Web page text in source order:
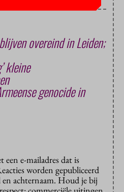
overeind in Leiden;
kleine
genocide in
een e-mailadres dat is
worden gepubliceerd
achternaam. Houd je bij